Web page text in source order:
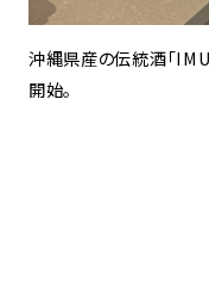
沖縄県産の伝統酒「
開始。